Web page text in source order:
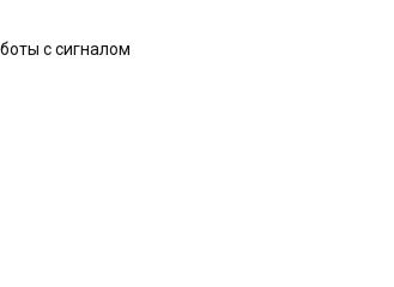
с сигналом